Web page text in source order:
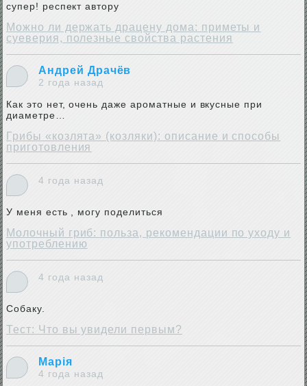
супер! респект автору
Можно ли держать драцену дома: приметы и
суеверия, полезные свойства растения
Андрей Драчёв
2 года назад
Как это нет, очень даже ароматные и вкусные при
диаметре…
Грибы «козлята» (козляки): описание и способы
приготовления
4 года назад
У меня есть , могу поделиться
Молочный гриб: польза, рекомендации по уходу и
употреблению
4 года назад
Собаку.
Тест: Что вы увидели первым?
Марія
4 года назад